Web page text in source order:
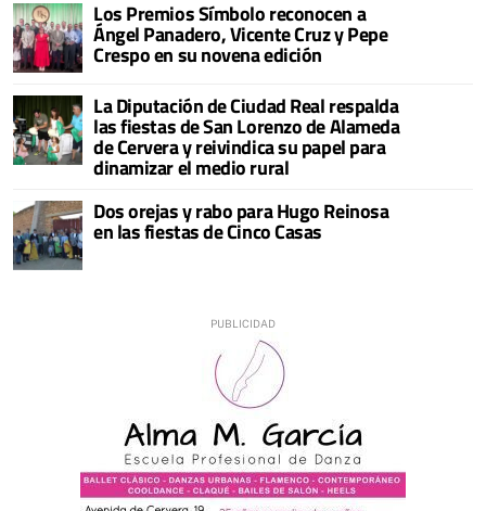
Los Premios Símbolo reconocen a
Ángel Panadero, Vicente Cruz y Pepe
Crespo en su novena edición
La Diputación de Ciudad Real respalda
las fiestas de San Lorenzo de Alameda
de Cervera y reivindica su papel para
dinamizar el medio rural
Dos orejas y rabo para Hugo Reinosa
en las fiestas de Cinco Casas